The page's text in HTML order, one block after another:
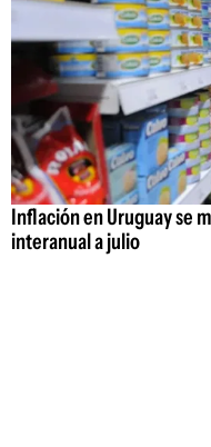
Inflación en Uruguay se
interanual a julio